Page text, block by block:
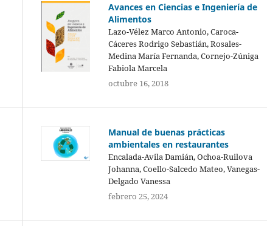
Avances en Ciencias e Ingeniería de
Alimentos
Lazo-Vélez Marco Antonio, Caroca-
Cáceres Rodrigo Sebastián, Rosales-
Medina María Fernanda, Cornejo-Zúniga
Fabiola Marcela
octubre 16, 2018
Manual de buenas prácticas
ambientales en restaurantes
Encalada-Avila Damián, Ochoa-Ruilova
Johanna, Coello-Salcedo Mateo, Vanegas-
Delgado Vanessa
febrero 25, 2024